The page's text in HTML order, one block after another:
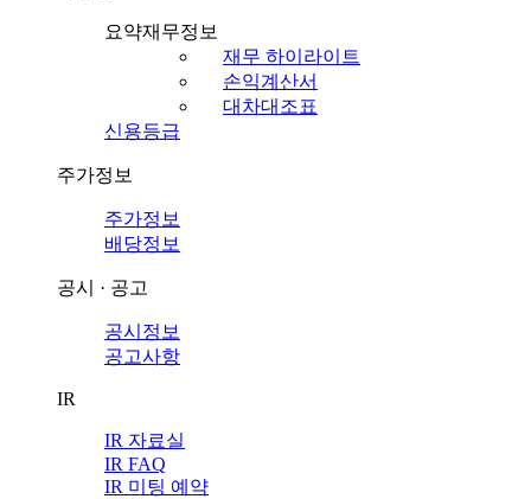
요약재무정보
재무 하이라이트
손익계산서
대차대조표
신용등급
주가정보
주가정보
배당정보
공시 · 공고
공시정보
공고사항
IR
IR 자료실
IR FAQ
IR 미팅 예약